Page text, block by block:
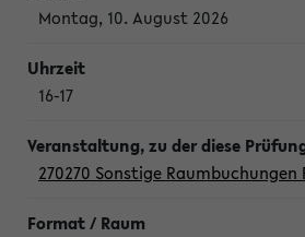
Montag, 10. August 2026
16-17
270270 Sonstige Raumbuchungen